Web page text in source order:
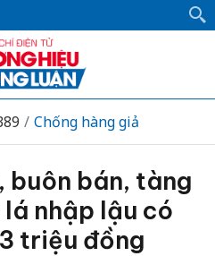
Chống hàng giả
buôn bán, tàng
nhập lậu có
triệu đồng